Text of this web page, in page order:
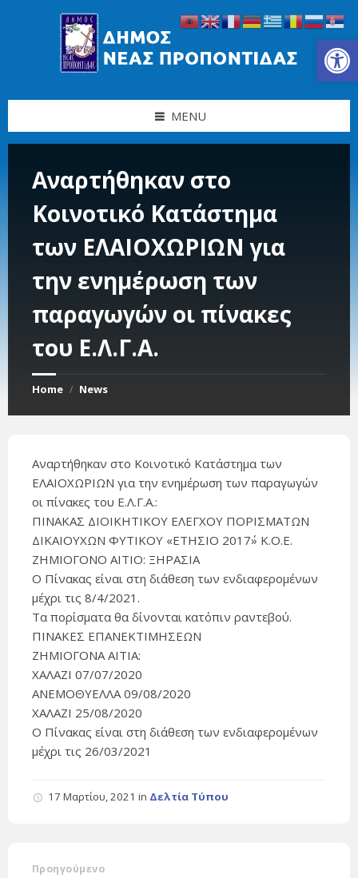
Ανοίξτε τη γραμμή εργαλείων
MENU
Αναρτήθηκαν στο
Κοινοτικό Κατάστημα
των ΕΛΑΙΟΧΩΡΙΩΝ για
την ενημέρωση των
παραγωγών οι πίνακες
του Ε.Λ.Γ.Α.
Home / News
Αναρτήθηκαν στο Κοινοτικό Κατάστημα των
ΕΛΑΙΟΧΩΡΙΩΝ για την ενημέρωση των παραγωγών
οι πίνακες του Ε.Λ.Γ.Α.:
ΠΙΝΑΚΑΣ ΔΙΟΙΚΗΤΙΚΟΥ ΕΛΕΓΧΟΥ ΠΟΡΙΣΜΑΤΩΝ
ΔΙΚΑΙΟΥΧΩΝ ΦΥΤΙΚΟΥ «ΕΤΗΣΙΟ 2017΄» Κ.Ο.Ε.
ΖΗΜΙΟΓΟΝΟ ΑΙΤΙΟ: ΞΗΡΑΣΙΑ
Ο Πίνακας είναι στη διάθεση των ενδιαφερομένων
μέχρι τις 8/4/2021.
Τα πορίσματα θα δίνονται κατόπιν ραντεβού.
ΠΙΝΑΚΕΣ ΕΠΑΝΕΚΤΙΜΗΣΕΩΝ
ΖΗΜΙΟΓΟΝΑ ΑΙΤΙΑ:
ΧΑΛΑΖΙ 07/07/2020
ΑΝΕΜΟΘΥΕΛΛΑ 09/08/2020
ΧΑΛΑΖΙ 25/08/2020
Ο Πίνακας είναι στη διάθεση των ενδιαφερομένων
μέχρι τις 26/03/2021
17 Μαρτίου, 2021 in Δελτία Τύπου
Προηγούμενο